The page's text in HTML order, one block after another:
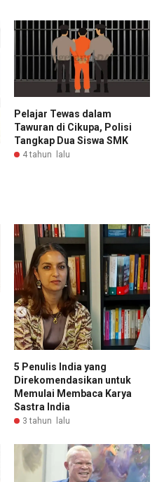
Pelajar Tewas dalam
Tawuran di Cikupa, Polisi
Tangkap Dua Siswa SMK
4 tahun lalu
5 Penulis India yang
Direkomendasikan untuk
Memulai Membaca Karya
Sastra India
3 tahun lalu